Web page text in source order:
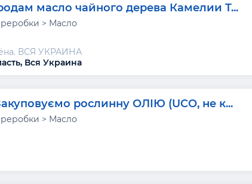
масло чайного дерева Камелии T...
> Масло
ВСЯ УКРАИНА
Вся Украина
рослинну ОЛІЮ (UCO, не к...
> Масло